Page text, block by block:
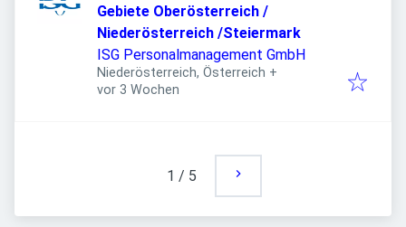
Gebiete Oberösterreich /
Niederösterreich /Steiermark
ISG Personalmanagement GmbH
Niederösterreich, Österreich +
Veröffentlicht
vor 3 Wochen
1 / 5